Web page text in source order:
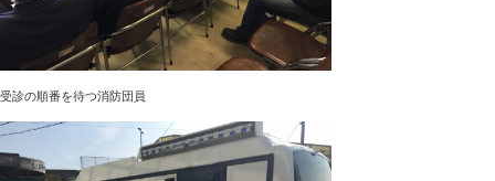
受診の順番を待つ消防団員